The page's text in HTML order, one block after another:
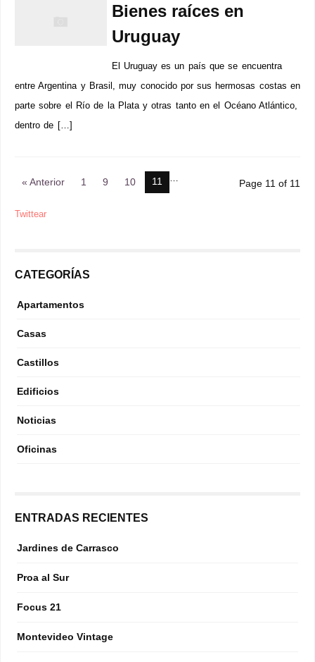
Bienes raíces en
Uruguay
El Uruguay es un país que se encuentra
entre Argentina y Brasil, muy conocido por sus hermosas costas en
parte sobre el Río de la Plata y otras tanto en el Océano Atlántico,
dentro de […]
« Anterior 1 …
9 10 11 Page 11 of 11
Twittear
CATEGORÍAS
Apartamentos
Casas
Castillos
Edificios
Noticias
Oficinas
ENTRADAS RECIENTES
Jardines de Carrasco
Proa al Sur
Focus 21
Montevideo Vintage